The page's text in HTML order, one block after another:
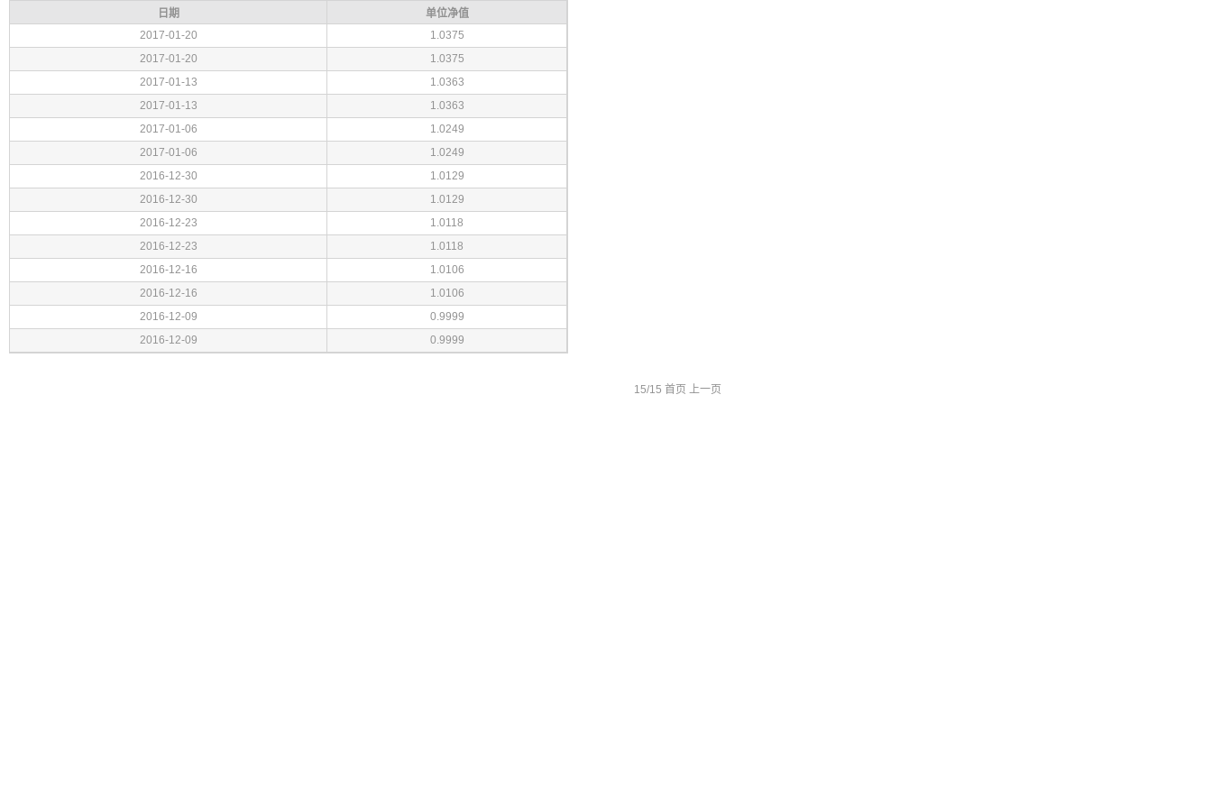
日期
单位净值
2017-01-20
1.0375
2017-01-20
1.0375
2017-01-13
1.0363
2017-01-13
1.0363
2017-01-06
1.0249
2017-01-06
1.0249
2016-12-30
1.0129
2016-12-30
1.0129
2016-12-23
1.0118
2016-12-23
1.0118
2016-12-16
1.0106
2016-12-16
1.0106
2016-12-09
0.9999
2016-12-09
0.9999
15/15 首页 上一页